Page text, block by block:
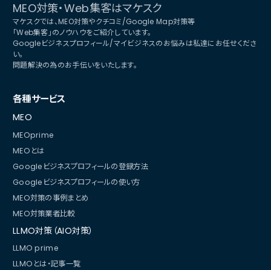
MEO対策・Web集客はマケスク
マケスクでは、MEO対策やクチコミ/Google Map対策等
「Web集客」のノウハウをご紹介しています。
Googleビジネスプロフィール/マイビジネスのお悩みは私達にお任せくださ
い。
問題解決の為のお手伝いをいたします。
各種サービス
MEO
MEOprime
MEOとは
Googleビジネスプロフィールの登録方法
Googleビジネスプロフィールの使い方
MEO対策の事例まとめ
MEO対策業者比較
LLMO対策（AIO対策）
LLMO prime
LLMOとは・記事一覧